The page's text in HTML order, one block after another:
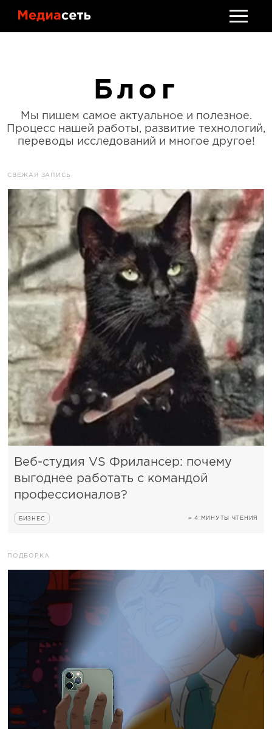
Блог
Мы пишем самое актуальное и полезное.
Процесс нашей работы, развитие технологий,
переводы исследований и многое другое!
CВЕЖАЯ ЗАПИСЬ
Веб-студия VS Фрилансер: почему
выгоднее работать с командой
профессионалов?
БИЗНЕС ≈ 4 МИНУТЫ ЧТЕНИЯ
ПОДБОРКА